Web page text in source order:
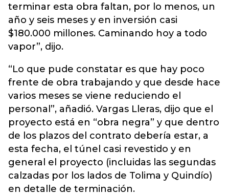
terminar esta obra faltan, por lo menos, un
año y seis meses y en inversión casi
$180.000 millones. Caminando hoy a todo
vapor”, dijo.
“Lo que pude constatar es que hay poco
frente de obra trabajando y que desde hace
varios meses se viene reduciendo el
personal”, añadió. Vargas Lleras, dijo que el
proyecto está en “obra negra” y que dentro
de los plazos del contrato debería estar, a
esta fecha, el túnel casi revestido y en
general el proyecto (incluidas las segundas
calzadas por los lados de Tolima y Quindío)
en detalle de terminación.